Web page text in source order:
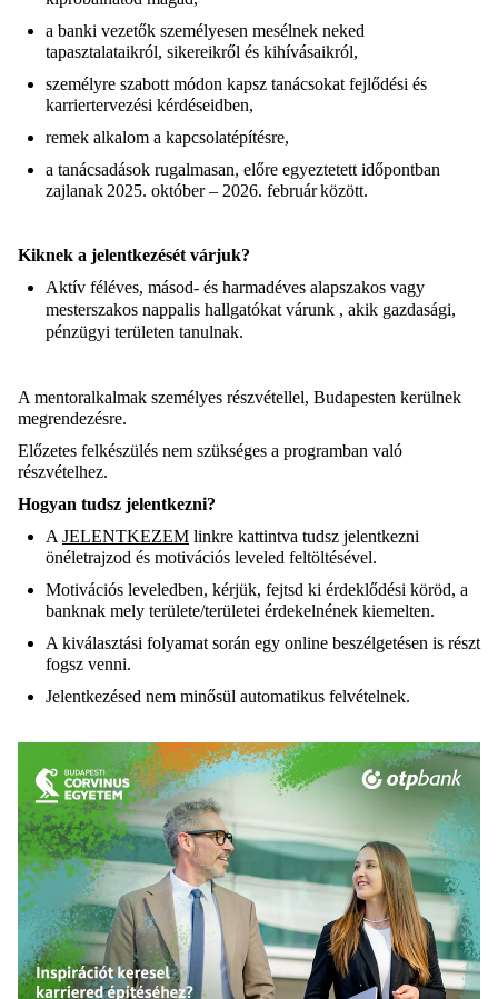
a banki vezetők személyesen mesélnek neked
tapasztalataikról, sikereikről és kihívásaikról,
személyre szabott módon kapsz tanácsokat fejlődési és
karriertervezési kérdéseidben,
remek alkalom a kapcsolatépítésre,
a tanácsadások rugalmasan, előre egyeztetett időpontban
zajlanak 2025. október – 2026. februárközött.
Kiknek a jelentkezését várjuk?
Aktív féléves, másod- és harmadéves alapszakos vagy
mesterszakos nappalis hallgatókat várunk , akik gazdasági,
pénzügyi területen tanulnak.
A mentoralkalmak személyes részvétellel, Budapesten kerülnek
megrendezésre.
Előzetes felkészülés nem szükséges a programban való
részvételhez.
Hogyan tudsz jelentkezni?
A JELENTKEZEM linkre kattintva tudsz jelentkezni
önéletrajzod és motivációs leveled feltöltésével.
Motivációs leveledben, kérjük, fejtsd ki érdeklődési köröd, a
banknak mely területe/területei érdekelnének kiemelten.
A kiválasztási folyamat során egy online beszélgetésen is részt
fogsz venni.
Jelentkezésed nem minősül automatikus felvételnek.